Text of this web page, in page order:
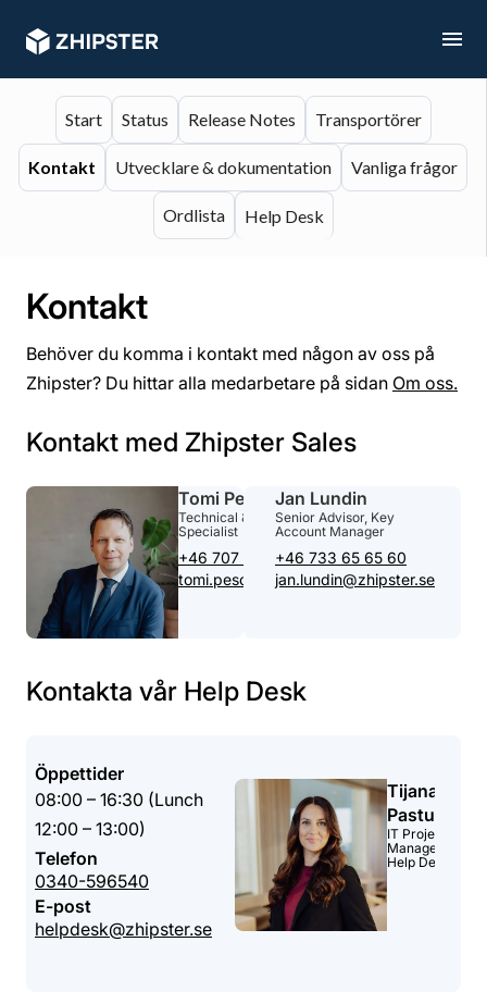
Start Status Release Notes Transportörer
Kontakt Utvecklare & dokumentation Vanliga frågor
Ordlista Help Desk
Kontakt
Behöver du komma i kontakt med någon av oss på
Zhipster? Du hittar alla medarbetare på sidan Om oss.
Kontakt med Zhipster Sales
Tomi Pesonen
Technical & Integration Sales
Specialist
+46 707 27 04 32
tomi.pesonen@zhipster.se
Jan Lundin
Senior Advisor, Key
Account Manager
+46 733 65 65 60
jan.lundin@zhipster.se
Kontakta vår Help Desk
Öppettider
08:00 – 16:30 (Lunch
12:00 – 13:00)
Telefon
0340-596540
E-post
helpdesk@zhipster.se
Tijana
Pastuhovic
IT Project
Manager &
Help Desk